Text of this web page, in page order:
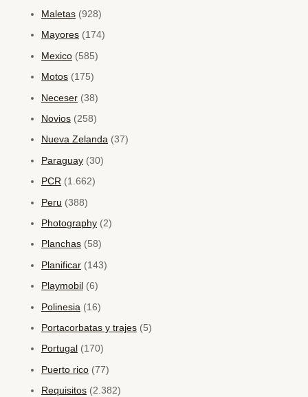
Maletas (928)
Mayores (174)
Mexico (585)
Motos (175)
Neceser (38)
Novios (258)
Nueva Zelanda (37)
Paraguay (30)
PCR (1.662)
Peru (388)
Photography (2)
Planchas (58)
Planificar (143)
Playmobil (6)
Polinesia (16)
Portacorbatas y trajes (5)
Portugal (170)
Puerto rico (77)
Requisitos (2.382)